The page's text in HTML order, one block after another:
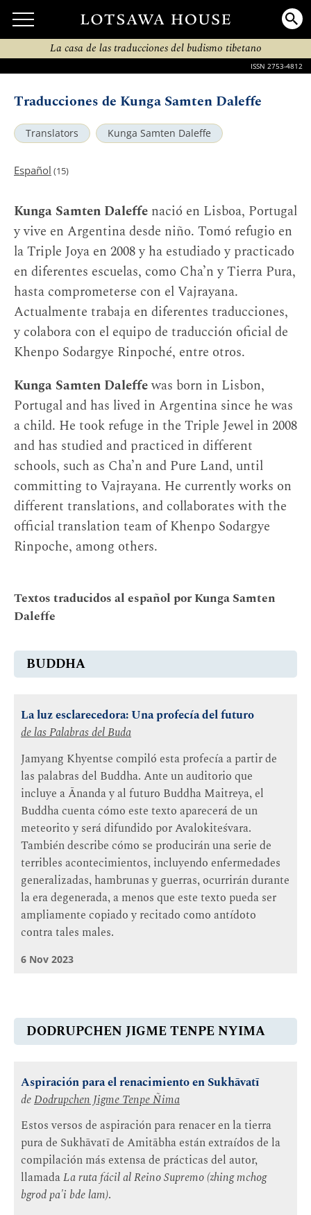
La casa de las traducciones del budismo tibetano
ISSN 2753-4812
Traducciones de Kunga Samten Daleffe
Translators Kunga Samten Daleffe
Español (15)
Kunga Samten Daleffe nació en Lisboa, Portugal
y vive en Argentina desde niño. Tomó refugio en
la Triple Joya en 2008 y ha estudiado y practicado
en diferentes escuelas, como Cha’n y Tierra Pura,
hasta comprometerse con el Vajrayana.
Actualmente trabaja en diferentes traducciones,
y colabora con el equipo de traducción oficial de
Khenpo Sodargye Rinpoché, entre otros.
Kunga Samten Daleffewas born in Lisbon,
Portugal and has lived in Argentina since he was
a child. He took refuge in the Triple Jewel in 2008
and has studied and practiced in different
schools, such as Cha’n and Pure Land, until
committing to Vajrayana. He currently works on
different translations, and collaborates with the
official translation team of Khenpo Sodargye
Rinpoche, among others.
Textos traducidos al español por Kunga Samten
Daleffe
BUDDHA
La luz esclarecedora: Una profecía del futuro
de las Palabras del Buda
Jamyang Khyentse compiló esta profecía a partir de
las palabras del Buddha. Ante un auditorio que
incluye a Ānanda y al futuro Buddha Maitreya, el
Buddha cuenta cómo este texto aparecerá de un
meteorito y será difundido por Avalokiteśvara.
También describe cómo se producirán una serie de
terribles acontecimientos, incluyendo enfermedades
generalizadas, hambrunas y guerras, ocurrirán durante
la era degenerada, a menos que este texto pueda ser
ampliamente copiado y recitado como antídoto
contra tales males.
6 Nov 2023
DODRUPCHEN JIGME TENPE NYIMA
Aspiración para el renacimiento en Sukhāvatī
deDodrupchen Jigme Tenpe Ñima
Estos versos de aspiración para renacer en la tierra
pura de Sukhāvatī de Amitābha están extraídos de la
compilación más extensa de prácticas del autor,
llamadaLa ruta fácil al Reino Supremo (zhing mchog
bgrod pa'i bde lam).